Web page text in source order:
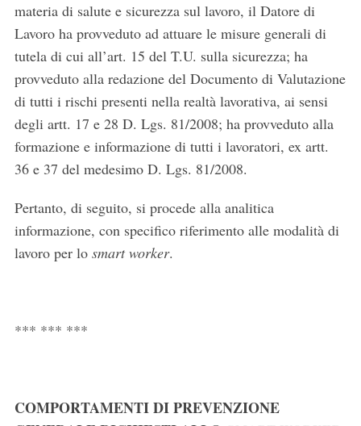
materia di salute e sicurezza sul lavoro, il Datore di
Lavoro ha provveduto ad attuare le misure generali di
tutela di cui all’art. 15 del T.U. sulla sicurezza; ha
provveduto alla redazione del Documento di Valutazione
di tutti i rischi presenti nella realtà lavorativa, ai sensi
degli artt. 17 e 28 D. Lgs. 81/2008; ha provveduto alla
formazione e informazione di tutti i lavoratori, ex artt.
36 e 37 del medesimo D. Lgs. 81/2008.
Pertanto, di seguito, si procede alla analitica
informazione, con specifico riferimento alle modalità di
lavoro per lo smart worker.
*** *** ***
COMPORTAMENTI DI PREVENZIONE